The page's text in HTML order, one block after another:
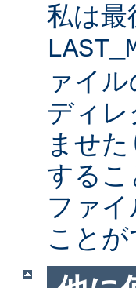
私は最
ァイ
ディ
ませ
するこ
ファ
ことが